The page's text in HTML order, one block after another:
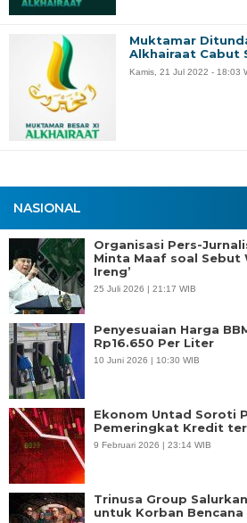
NASIONAL
Organisasi Pers-
Minta Maaf soal Sebut
Ireng’
25 Juli 2026 | 21:17 WIB
Penyesuaian Harga
Rp16.650 Per Liter
10 Juni 2026 | 10:30 WIB
Ekonom Untad Soroti
Pemeringkat Kredit
9 Februari 2026 | 23:14 WIB
Trinusa Group
untuk Korban Bencana
Muktamar
Alkhairaat Cabut
Kamis, 21 Jul 2022 - 18:03